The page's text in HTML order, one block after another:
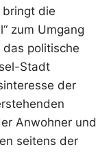
bringt die
zum Umgang
politische
Stadt
der
Anwohner und
seitens der